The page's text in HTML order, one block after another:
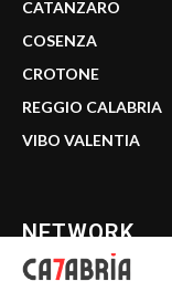
CATANZARO
COSENZA
CROTONE
REGGIO CALABRIA
VIBO VALENTIA
NETWORK